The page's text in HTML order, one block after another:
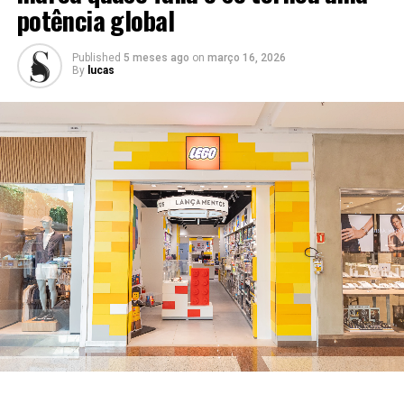
oportunidades de desenvolvimento no Brasil e no
exterior.
Além de apresentar sua solução no palco principal do
evento, a vencedora será acelerada por três meses no
TCS AI-Powered Research & Innovation Center, em São
Paulo. Após este período, será conectada à rede global
TCS Pace, ampliando suas oportunidades de
crescimento e internacionalização.
As finalistas do Retail Tech Awards também contam
com espaço exclusivo de exposição no evento e passam
por um processo de mentoria com especialistas do
mercado. O objetivo é potencializar suas soluções e
prepará-las para conexões estratégicas com
investidores, líderes do varejo e possíveis parceiros.
10 anos de Latam Retail Show
potência global
Published 5 meses ago on março 16, 2026
By lucas